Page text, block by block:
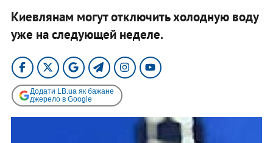
Киевлянам могут отключить холодную воду
уже на следующей неделе.
Додати LB.ua як бажане
джерело в Google